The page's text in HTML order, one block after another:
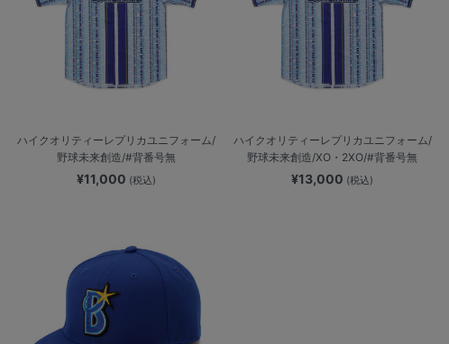
ハイクオリティーレプリカユニフォーム/
野球未来創造/#背番号無
¥11,000 (税込)
ハイクオリティーレプリカユニフォーム/
野球未来創造/XO・2XO/#背番号無
¥13,000 (税込)